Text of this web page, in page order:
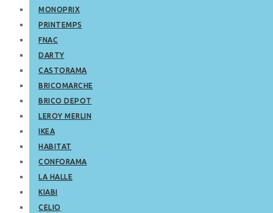
MONOPRIX
PRINTEMPS
FNAC
DARTY
CASTORAMA
BRICOMARCHE
BRICO DEPOT
LEROY MERLIN
IKEA
HABITAT
CONFORAMA
LA HALLE
KIABI
CELIO